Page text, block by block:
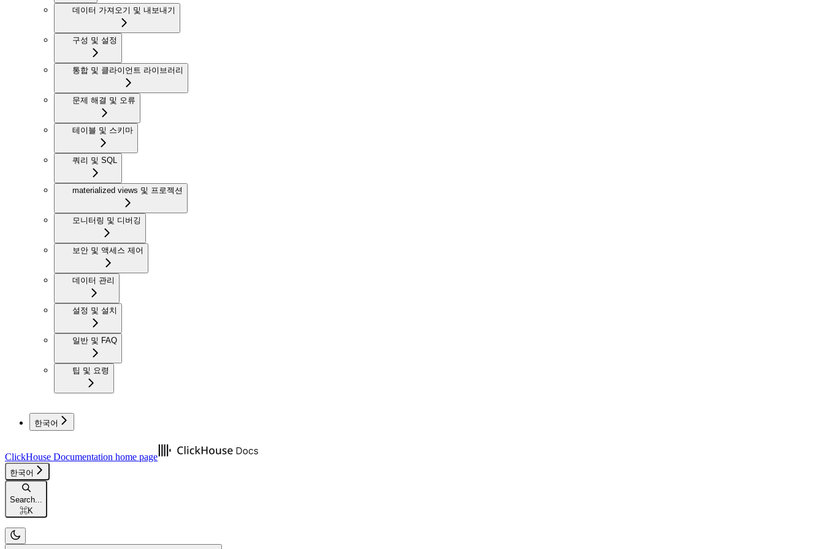
데이터 가져오기 및 내보내기
구성 및 설정
통합 및 클라이언트 라이브러리
문제 해결 및 오류
테이블 및 스키마
쿼리 및 SQL
materialized views 및 프로젝션
모니터링 및 디버깅
보안 및 액세스 제어
데이터 관리
설정 및 설치
일반 및 FAQ
팁 및 요령
한국어
ClickHouse Documentation home page
한국어
Search...
⌘K